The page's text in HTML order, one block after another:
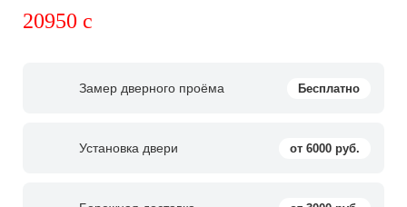
20950 c
Замер дверного проёма Бесплатно
Установка двери от 6000 руб.